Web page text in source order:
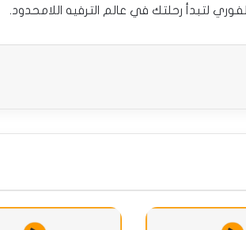
لتبدأ رحلتك في عالم الترفيه اللامحدود.